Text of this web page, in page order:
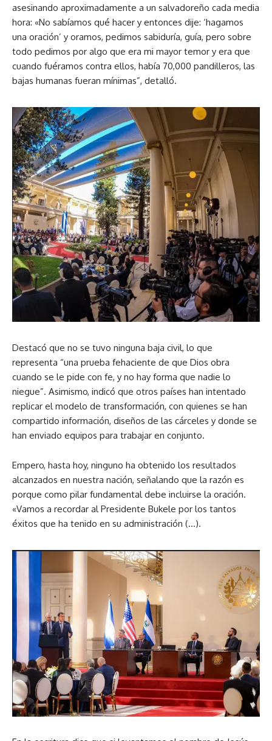
asesinando aproximadamente a un salvadoreño cada media
hora: «No sabíamos qué hacer y entonces dije: ‘hagamos
una oración’ y oramos, pedimos sabiduría, guía, pero sobre
todo pedimos por algo que era mi mayor temor y era que
cuando fuéramos contra ellos, había 70,000 pandilleros, las
bajas humanas fueran mínimas”, detalló.
Destacó que no se tuvo ninguna baja civil, lo que
representa “una prueba fehaciente de que Dios obra
cuando se le pide con fe, y no hay forma que nadie lo
niegue”. Asimismo, indicó que otros países han intentado
replicar el modelo de transformación, con quienes se han
compartido información, diseños de las cárceles y donde se
han enviado equipos para trabajar en conjunto.
Empero, hasta hoy, ninguno ha obtenido los resultados
alcanzados en nuestra nación, señalando que la razón es
porque como pilar fundamental debe incluirse la oración.
«Vamos a recordar al Presidente Bukele por los tantos
éxitos que ha tenido en su administración (…).